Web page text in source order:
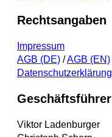
Rechtsangaben
Impressum
AGB (DE) /AGB (EN)
Datenschutzerklärung
Geschäftsführer
Viktor Ladenburger